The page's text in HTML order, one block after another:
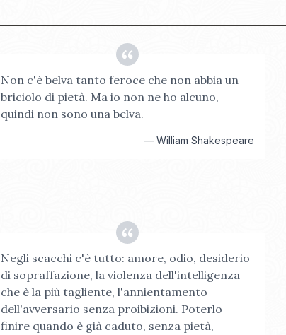
Non c'è belva tanto feroce che non abbia un
briciolo di pietà. Ma io non ne ho alcuno,
quindi non sono una belva.
— William Shakespeare
Negli scacchi c'è tutto: amore, odio, desiderio
di sopraffazione, la violenza dell'intelligenza
che è la più tagliente, l'annientamento
dell'avversario senza proibizioni. Poterlo
finire quando è già caduto, senza pietà,